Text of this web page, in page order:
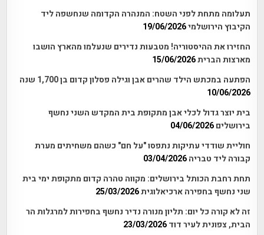
תעלומה מתחת לפני השטח: המנהרה הקדומה שנחשפה ליד
הקיבוץ הירושלמי19/06/2026
החזירו את ההיסטוריה! מטבעות נדירים שנעלמו מהארץ הושבו
מארצות הברית15/06/2026
הפתעה במכתש הילד שהרים אבן וגילה פסלון קדום בן 1,700 שנה
10/06/2026
בית יוצר גדול לכלי אבן מתקופת בית המקדש השני נחשף
בירושלים 04/06/2026
חוליית שודדי עתיקות נתפסו "על חם" כשהם משחיתים מערת
קבורה ליד טבריה 03/04/2026
תחת רחבת הכותל בירושלים: מקווה טהרה קדום מתקופת ימי בית
שני נחשף בחפירה ארכיאלוגית25/03/2026
זה לא קורה כל יום: תליון מנורה נדיר נחשף בחפירות למרגלות הר
הבית, צפונית לעיר דוד 23/03/2026